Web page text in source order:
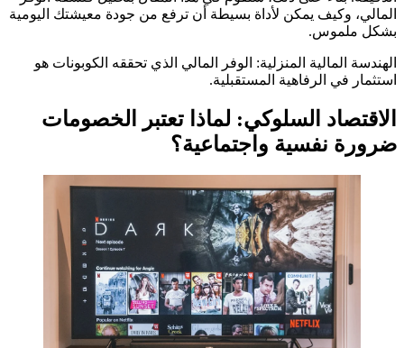
المالي، وكيف يمكن لأداة بسيطة أن ترفع من جودة معيشتك اليومية
بشكل ملموس.
الهندسة المالية المنزلية: الوفر المالي الذي تحققه الكوبونات هو
استثمار في الرفاهية المستقبلية.
الاقتصاد السلوكي: لماذا تعتبر الخصومات
ضرورة نفسية واجتماعية؟